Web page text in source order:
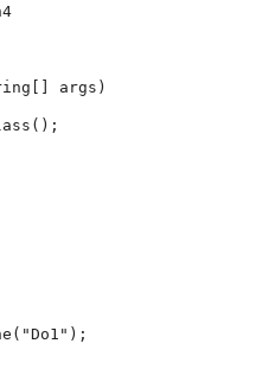
args)